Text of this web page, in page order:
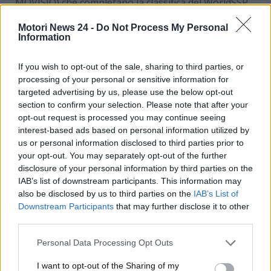
Motori News 24 - Do Not Process My Personal
Information
If you wish to opt-out of the sale, sharing to third parties, or
processing of your personal or sensitive information for
targeted advertising by us, please use the below opt-out
section to confirm your selection. Please note that after your
opt-out request is processed you may continue seeing
interest-based ads based on personal information utilized by
us or personal information disclosed to third parties prior to
your opt-out. You may separately opt-out of the further
disclosure of your personal information by third parties on the
IAB’s list of downstream participants. This information may
also be disclosed by us to third parties on the IAB’s List of
Downstream Participants that may further disclose it to other
Personal Data Processing Opt Outs
I want to opt-out of the Sharing of my
prima giornata di test a Portimao.
Campionato del Mondo MOTUL FIM Superbike
all’Autodromo Internacional do Algarve: l’iridato
Alvaro Bautista (Aruba.it Racing – Ducati) precede di
appena nove millesimi il sei volte campione del
mondo Jonathan Rea (Kawasaki Racing Team
WorldSBK) mentre in quattro fanno meglio del
record di Rea che risaliva al 2022. Bautista piazza un
1’39.035 con cui abbassa il crono registrato da Rea
l’anno scorso in Superpole. Nel corso della mattinata
portoghese lo spagnolo è caduto in curva 7.
Rea – detentore dal 2022 del record in Superpole in
1’39.610 – paga soli nove millesimi allo spagnolo e
concentrandosi sul bilanciamento del telaio. Decimo